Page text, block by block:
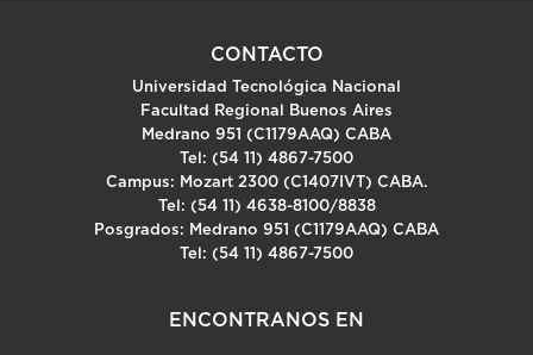
CONTACTO
Universidad Tecnológica Nacional
Facultad Regional Buenos Aires
Medrano 951 (C1179AAQ) CABA
Tel: (54 11) 4867-7500
Campus: Mozart 2300 (C1407IVT) CABA.
Tel: (54 11) 4638-8100/8838
Posgrados: Medrano 951 (C1179AAQ) CABA
Tel: (54 11) 4867-7500
ENCONTRANOS EN